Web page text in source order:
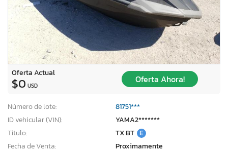
Oferta Actual
$0 USD
Oferta Ahora!
Número de lote:
81751***
ID vehicular (VIN):
YAMA2*******
Título:
TX BT E
Fecha de Venta:
Proximamente